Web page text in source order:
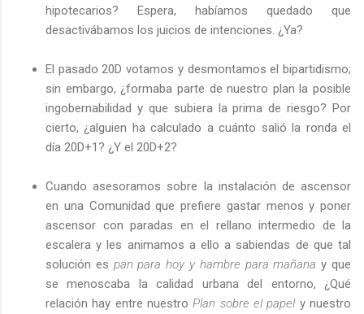
hipotecarios? Espera, habíamos quedado que
desactivábamos los juicios de intenciones. ¿Ya?
El pasado 20D votamos y desmontamos el bipartidismo;
sin embargo, ¿formaba parte de nuestro plan la posible
ingobernabilidad y que subiera la prima de riesgo? Por
cierto, ¿alguien ha calculado a cuánto salió la ronda el
día 20D+1? ¿Y el 20D+2?
Cuando asesoramos sobre la instalación de ascensor
en una Comunidad que prefiere gastar menos y poner
ascensor con paradas en el rellano intermedio de la
escalera y les animamos a ello a sabiendas de que tal
solución es pan para hoy y hambre para mañana y que
se menoscaba la calidad urbana del entorno, ¿Qué
relación hay entre nuestroPlan sobre el papely nuestro